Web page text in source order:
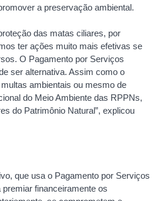
a preservação ambiental.
das matas ciliares, por
ter ações muito mais efetivas se
O Pagamento por Serviços
ser alternativa. Assim como o
ambientais ou mesmo de
do Meio Ambiente das RPPNs,
do Patrimônio Natural”, explicou
que usa o Pagamento por Serviços
financeiramente os